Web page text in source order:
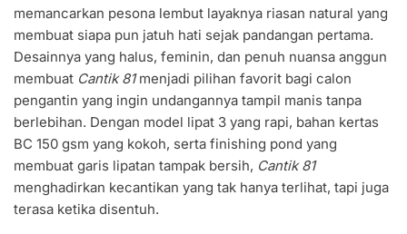
memancarkan pesona lembut layaknya riasan natural yang
membuat siapa pun jatuh hati sejak pandangan pertama.
Desainnya yang halus, feminin, dan penuh nuansa anggun
membuat Cantik 81menjadi pilihan favorit bagi calon
pengantin yang ingin undangannya tampil manis tanpa
berlebihan. Dengan model lipat 3 yang rapi, bahan kertas
BC 150 gsm yang kokoh, serta finishing pond yang
membuat garis lipatan tampak bersih, Cantik 81
menghadirkan kecantikan yang tak hanya terlihat, tapi juga
terasa ketika disentuh.